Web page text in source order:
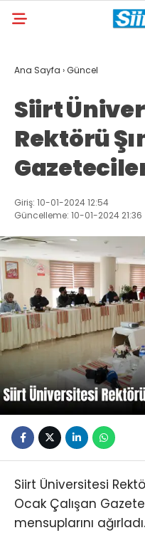
Ana Sayfa ›Güncel
Siirt
Rektörü
Giriş: 10-01-2024 12:54
Güncelleme: 10-01-2024 21:36
Siirt Üniversitesi
Ocak Çalışan
mensuplarını ağırladı.